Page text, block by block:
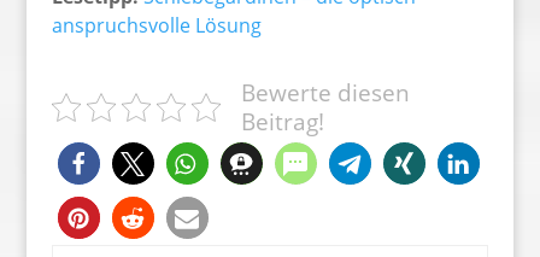
anspruchsvolle Lösung
Bewerte diesen
Beitrag!